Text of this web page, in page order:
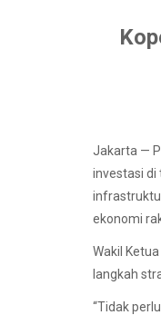
Jakarta —
investasi di
ekonomi
Wakil
langkah
“Tidak